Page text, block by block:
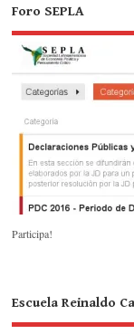
Foro SEPLA
Participa!
Escuela Reinaldo